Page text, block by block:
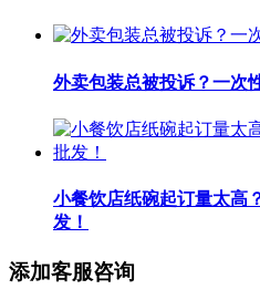
外卖包装总被投诉？一次
小餐饮店纸碗起订量太高
发！
添加客服咨询